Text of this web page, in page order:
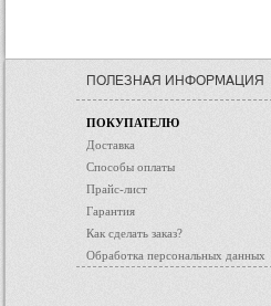
ПОЛЕЗНАЯ ИНФОРМАЦИЯ
ПОКУПАТЕЛЮ
Доставка
Способы оплаты
Прайс-лист
Гарантия
Как сделать заказ?
Обработка персональных данных